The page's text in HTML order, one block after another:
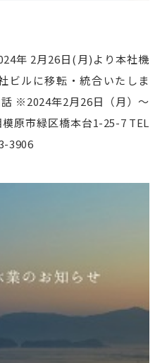
年 2月26日(月)より本社機
ビルに移転・統合いたしま
※2024年2月26日（月）～
原市緑区橋本台1-25-7 TEL
3906